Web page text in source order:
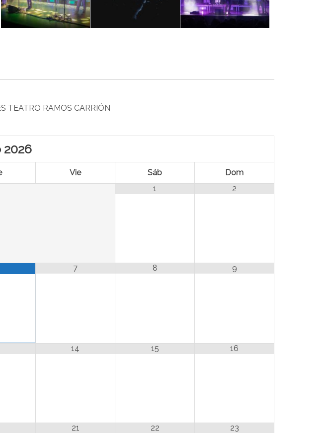
TEATRO RAMOS CARRIÓN
2026
Vie Sáb
Dom
1
2
7 8 9
14 15 16
21 22 23